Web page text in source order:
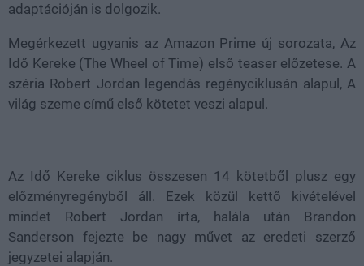
adaptációján is dolgozik.
Megérkezett ugyanis az Amazon Prime új sorozata, Az
Idő Kereke (The Wheel of Time) első teaser előzetese. A
széria Robert Jordan legendás regényciklusán alapul, A
világ szeme című első kötetet veszi alapul.
Az Idő Kereke ciklus összesen 14 kötetből plusz egy
előzményregényből áll. Ezek közül kettő kivételével
mindet Robert Jordan írta, halála után Brandon
Sanderson fejezte be nagy művet az eredeti szerző
jegyzetei alapján.